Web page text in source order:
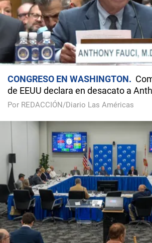
CONGRESO EN WASHINGTON
de EEUU declara en desacato a
Por REDACCIÓN/Diario Las Américas